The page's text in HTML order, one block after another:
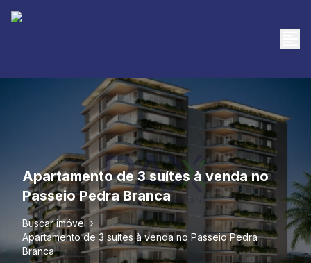
Apartamento de 3 suítes à venda no
Passeio Pedra Branca
Buscar imóvel
Apartamento de 3 suítes à venda no Passeio Pedra
Branca